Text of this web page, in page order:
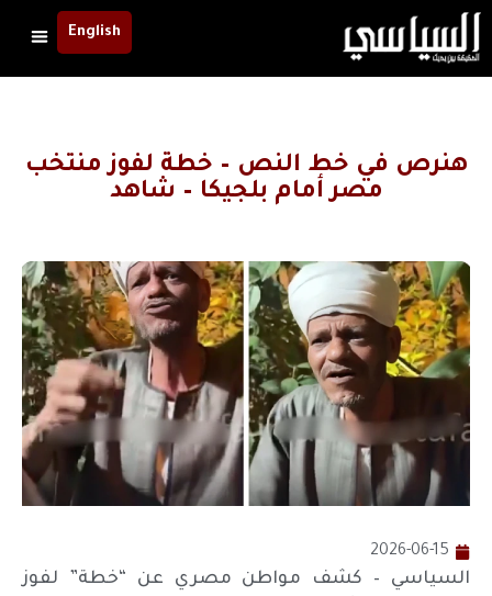
English
هنرص في خط النص – خطة لفوز منتخب
مصر أمام بلجيكا – شاهد
2026-06-15
السياسي – كشف مواطن مصري عن “خطة” لفوز